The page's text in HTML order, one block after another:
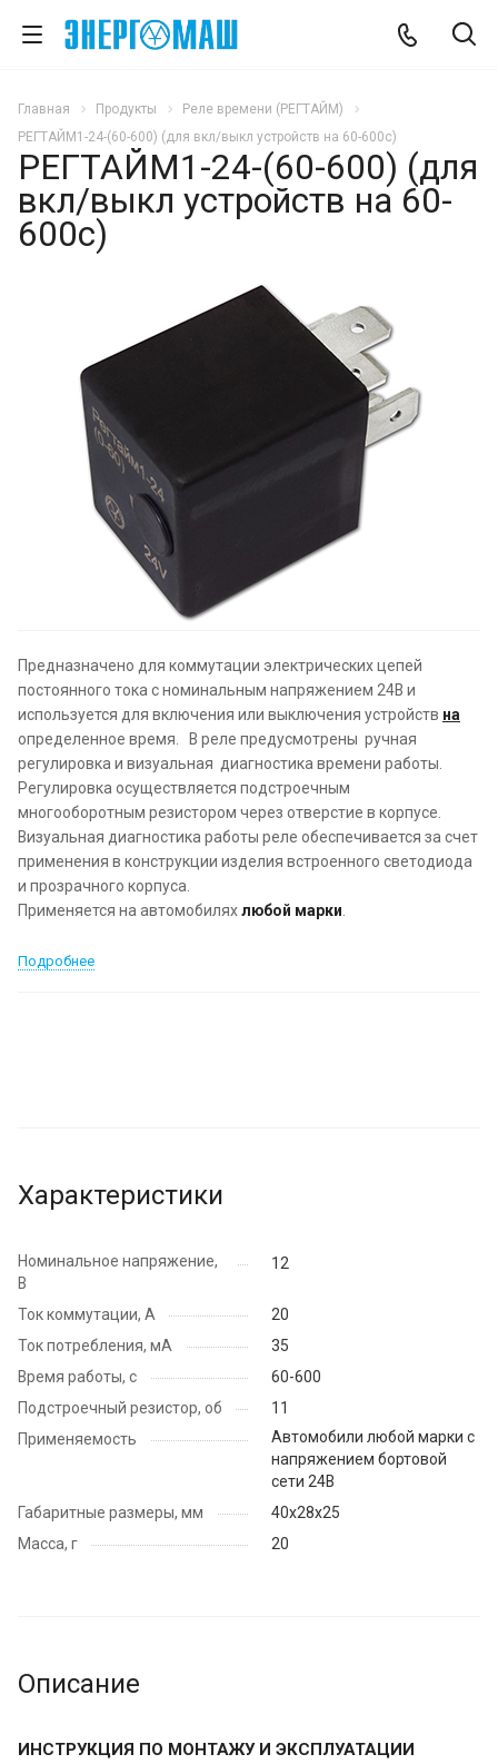
Главная Продукты
Реле времени (РЕГТАЙМ)
РЕГТАЙМ1-24-(60-600) (для вкл/выкл устройств на 60-600с)
РЕГТАЙМ1-24-(60-600) (для
вкл/выкл устройств на 60-
600с)
Предназначено для коммутации электрических цепей
постоянного тока с номинальным напряжением 24В и
используется для включения или выключения устройств на
определенное время. В реле предусмотрены ручная
регулировка и визуальная диагностика времени работы.
Регулировка осуществляется подстроечным
многооборотным резистором через отверстие в корпусе.
Визуальная диагностика работы реле обеспечивается за счет
применения в конструкции изделия встроенного светодиода
и прозрачного корпуса.
Применяется на автомобиляхлюбой марки
Подробнее
Характеристики
Номинальное напряжение,
В
12
Ток коммутации, А
20
Ток потребления, мА
35
Время работы, с
60-600
Подстроечный резистор, об
11
Применяемость
Автомобили любой марки с
напряжением бортовой
сети 24В
Габаритные размеры, мм
40х28х25
Масса, г
20
Описание
ИНСТРУКЦИЯ ПО МОНТАЖУ И ЭКСПЛУАТАЦИИ